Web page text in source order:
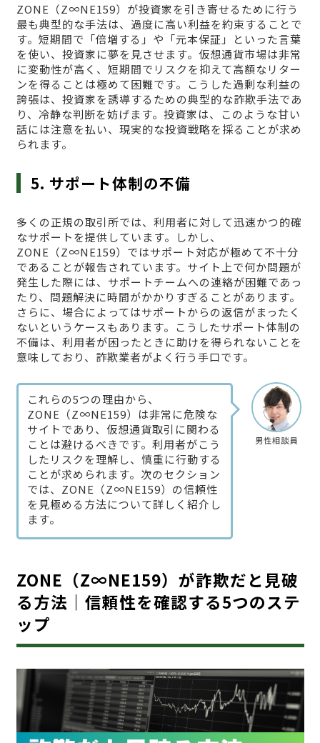
ZONE（Z∞NE159）が投資家を引き寄せるために行う
最も典型的な手法は、過度に高い利益を約束することで
す。短期間で「倍増する」や「元本保証」といった言葉
を使い、投資家に夢を見させます。仮想通貨市場は非常
に変動性が高く、短期間でリスクを抑えて高額なリター
ンを得ることは極めて困難です。こうした過剰な利益の
誇張は、投資家を誘導するための典型的な詐欺手法であ
り、冷静な判断を妨げます。投資家は、このような甘い
話には注意を払い、現実的な投資戦略を採ることが求め
られます。
5. サポート体制の不備
多くの正規の取引所では、利用者に対して迅速かつ的確
なサポートを提供しています。しかし、
ZONE（Z∞NE159）ではサポート対応が極めて不十分
であることが報告されています。サイト上で何か問題が
発生した際には、サポートチームへの連絡が困難であっ
たり、問題解決に時間がかかりすぎることがあります。
さらに、場合によってはサポートからの返信がまったく
ないというケースもあります。こうしたサポート体制の
不備は、利用者が困ったときに助けを得られないことを
意味しており、詐欺業者がよく行う手口です。
男性相談員
これらの5つの理由から、
ZONE（Z∞NE159）は非常に危険な
サイトであり、仮想通貨取引に関わる
ことは避けるべきです。利用者がこう
したリスクを理解し、慎重に行動する
ことが求められます。次のセクション
では、ZONE（Z∞NE159）の信頼性
を見極める方法について詳しく紹介し
ます。
ZONE（Z∞NE159）が詐欺だと見破
る方法｜信頼性を確認する5つのステ
ップ